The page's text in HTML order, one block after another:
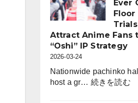
Ever
Floor
Attract Anime Fans
“Oshi” IP Strategy
2026-03-24
Nationwide pachinko
host a gr… 続きを読む: